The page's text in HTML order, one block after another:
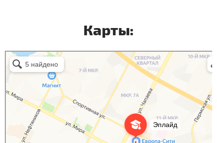
Карты:
Эплайд Языковая школа
Курсы иностранных языков в Нижневартовске
Центр развития ребёнка в Нижневартовске